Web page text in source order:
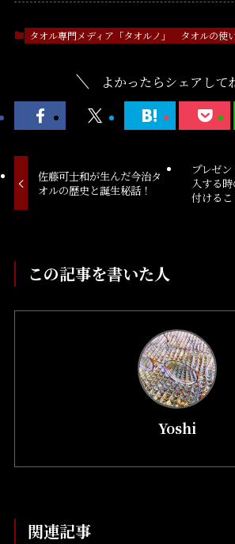
タオル専門メディア「タオルノ」 タオルの使
よかったらシェアして
佐藤可士和が生んだ今治タ
オルの歴史と誕生秘話！
プレゼ
入する
付けるこ
この記事を書いた人
Yoshi
関連記事